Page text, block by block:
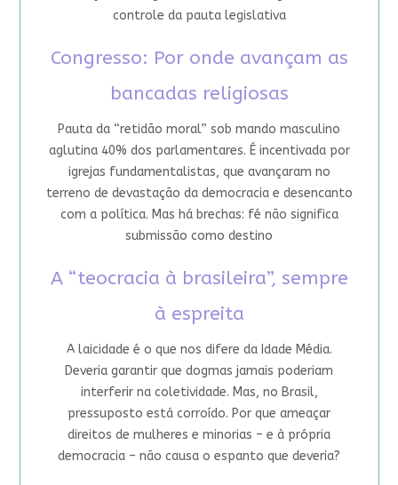
controle da pauta legislativa
Congresso: Por onde avançam as
bancadas religiosas
Pauta da “retidão moral” sob mando masculino
aglutina 40% dos parlamentares. É incentivada por
igrejas fundamentalistas, que avançaram no
terreno de devastação da democracia e desencanto
com a política. Mas há brechas: fé não significa
submissão como destino
A “teocracia à brasileira”, sempre
à espreita
A laicidade é o que nos difere da Idade Média.
Deveria garantir que dogmas jamais poderiam
interferir na coletividade. Mas, no Brasil,
pressuposto está corroído. Por que ameaçar
direitos de mulheres e minorias – e à própria
democracia – não causa o espanto que deveria?